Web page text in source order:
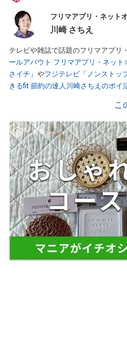
フリマアプリ・ネット
川崎 さちえ
テレビや雑誌で話題のフリマアプリ
ールアバウト フリマアプリ・ネッ
さイチ」 やフジテレビ「ノンストップ
きるfit 節約の達人川崎さちえのポイ
スマホ1つでスキマ時間に効率的に
数。ブログは「川崎さちえのごちゃ
■経歴：2003年、夫が子育てをする
からの給料が０円になり、家にいな
オークションに目をつける。しかし
は落札者として参加。その後、出品
しまくる。出品する物がほぼなくな
トオークションを生活の一部に取り
ンやフリマアプリは生活のインフラ
消費税増税の社会においては、ネッ
家計の救世主になりえると考え、業
こ